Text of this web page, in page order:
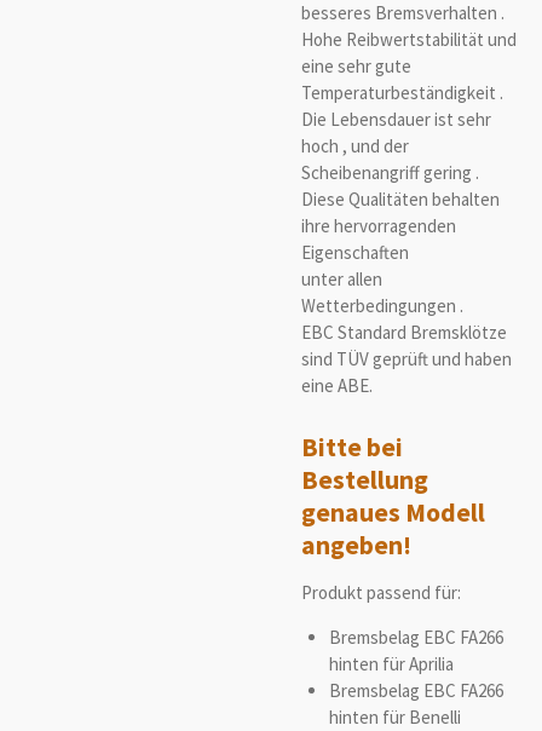
besseres Bremsverhalten .
Hohe Reibwertstabilität und
eine sehr gute
Temperaturbeständigkeit .
Die Lebensdauer ist sehr
hoch , und der
Scheibenangriff gering .
Diese Qualitäten behalten
ihre hervorragenden
Eigenschaften
unter allen
Wetterbedingungen .
EBC Standard Bremsklötze
sind TÜV geprüft und haben
eine ABE.
Bitte bei
Bestellung
genaues Modell
angeben!
Produkt passend für:
Bremsbelag EBC FA266
hinten für Aprilia
Bremsbelag EBC FA266
hinten für Benelli